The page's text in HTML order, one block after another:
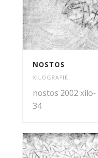
NOSTOS
XILOGRAFIE
nostos 2002
34